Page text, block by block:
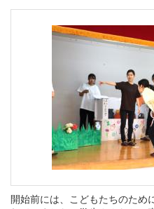
開始前には、こどもたちのため